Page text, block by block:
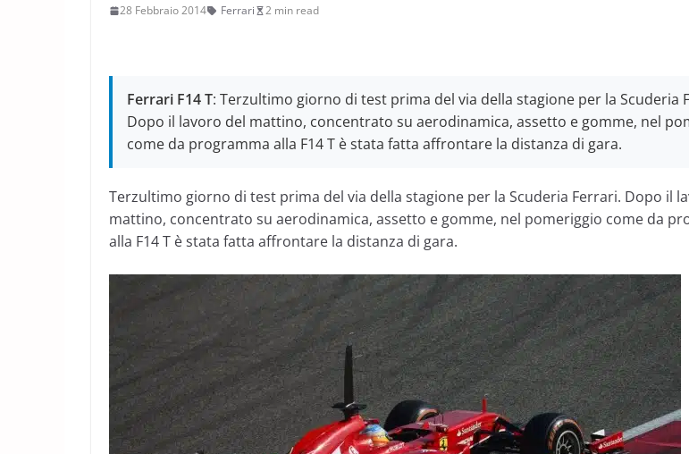
28 Febbraio 2014 Ferrari 2 min read
Ferrari F14 T: Terzultimo giorno di test prima del via della stagione per la Scuderia
Dopo il lavoro del mattino, concentrato su aerodinamica, assetto e gomme, nel
come da programma alla F14 T è stata fatta affrontare la distanza di gara.
Terzultimo giorno di test prima del via della stagione per la Scuderia Ferrari. Dopo il
mattino, concentrato su aerodinamica, assetto e gomme, nel pomeriggio come da
alla F14 T è stata fatta affrontare la distanza di gara.